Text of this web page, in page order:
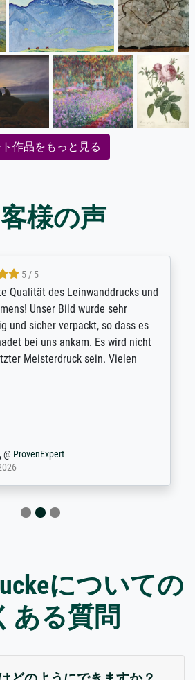
作品をもっと見る
様の声
5 / 5
des Leinwanddrucks und
Unser Bild wurde sehr
sicher verpackt, so dass es
bei uns ankam. Es wird nicht
Meisterdruck sein. Vielen
についての
ある質問